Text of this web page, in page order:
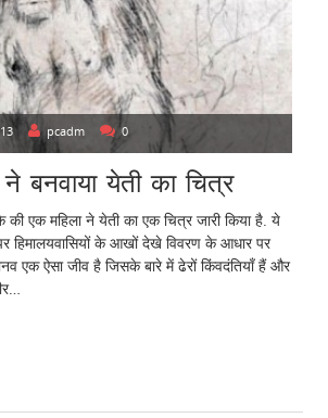
pcadm 0
ने बनवाया येती का चित्र
की एक महिला ने येती का एक चित्र जारी किया है. ये
हिमालयवासियों के आखों देखे विवरण के आधार पर
एक ऐसा जीव है जिसके बारे में ढेरों किंवदंतियाँ हैं और